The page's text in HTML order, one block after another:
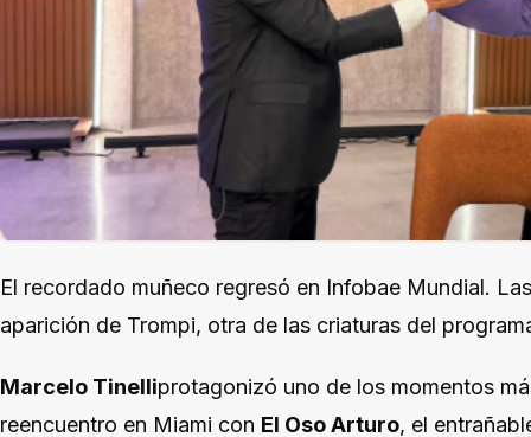
El recordado muñeco regresó en Infobae Mundial.
aparición de Trompi, otra de las criaturas del
Marcelo Tinelliprotagonizó uno de los momentos
reencuentro en Miami con El Oso Arturo, el